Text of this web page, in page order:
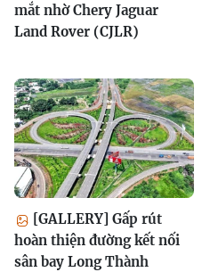
mắt nhờ Chery Jaguar
Land Rover (CJLR)
[GALLERY] Gấp rút
hoàn thiện đường kết nối
sân bay Long Thành